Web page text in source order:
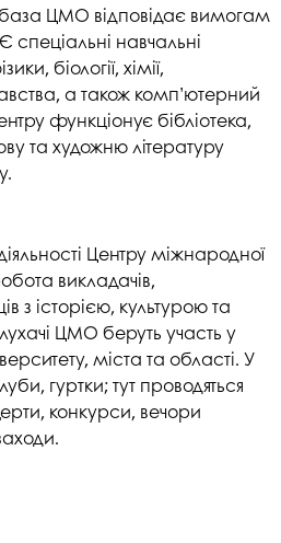
ЦМО відповідає вимогам
спеціальні навчальні
біології, хімії,
а також комп’ютерний
функціонує бібліотека,
та художню літературу
Центру міжнародної
викладачів,
з історією, культурою та
ЦМО беруть участь у
міста та області. У
гуртки; тут проводяться
конкурси, вечори